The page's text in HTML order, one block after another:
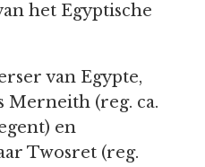
het Egyptische
van Egypte,
Merneith (reg. ca.
en
Twosret (reg.